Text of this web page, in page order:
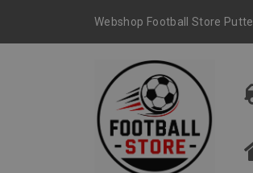
Webshop Football Store Putte